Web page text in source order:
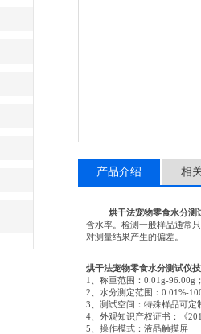
产品介绍 相
烘干法宠物零食水分测
含水率。检测一般样品通常
对测量结果产生的偏差。
烘干法宠物零食水分测试仪
1、称重范围：0.01g-96.00g
2、水分测定范围：0.01%-
3、测试空间：特殊样品可定
4、外观知识产权证书：《
5、操作模式：液晶触摸屏